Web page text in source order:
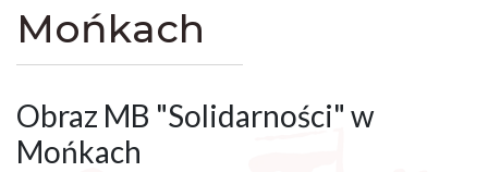
Mońkach
Obraz MB "Solidarności" w
Mońkach